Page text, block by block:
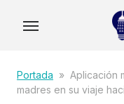
contentPortada » Aplicación
madres en su viaje